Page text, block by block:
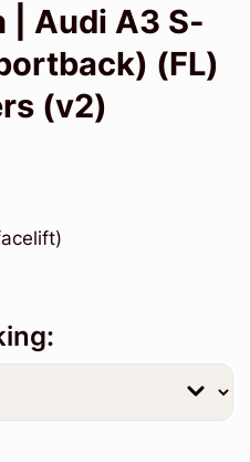
| Audi A3 S-
(FL)
(v2)